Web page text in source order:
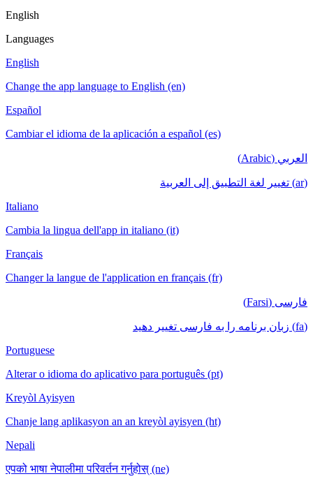
English
Languages
English
Change the app language to English (en)
Español
Cambiar el idioma de la aplicación a español (es)
العربي (Arabic)
(ar) تغيير لغة التطبيق إلى العربية
Italiano
Cambia la lingua dell'app in italiano (it)
Français
Changer la langue de l'application en français (fr)
فارسی (Farsi)
(fa) زبان برنامه را به فارسی تغییر دهید
Portuguese
Alterar o idioma do aplicativo para português (pt)
Kreyòl Ayisyen
Chanje lang aplikasyon an an kreyòl ayisyen (ht)
Nepali
एपको भाषा नेपालीमा परिवर्तन गर्नुहोस् (ne)